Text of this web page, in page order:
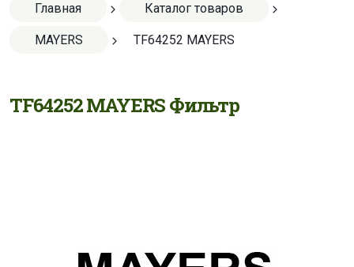
Главная Каталог товаров
MAYERS TF64252 MAYERS
TF64252 MAYERS Фильтр